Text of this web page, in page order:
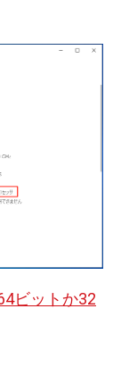
ビットか32